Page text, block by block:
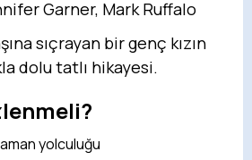
Garner, Mark Ruffalo
sıçrayan bir genç kızın
dolu tatlı hikayesi.
yolculuğu